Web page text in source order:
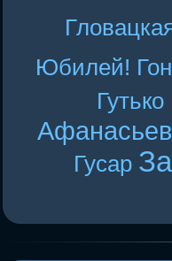
Юбилей!
Гутько
Гусар